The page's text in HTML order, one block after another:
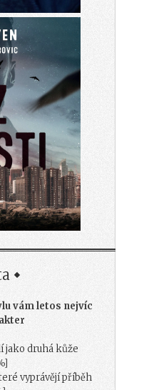
vám letos nejvíc
jako druhá kůže
vyprávějí příběh